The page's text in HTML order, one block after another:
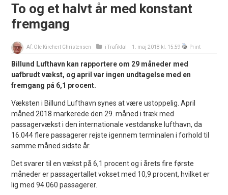
To og et halvt år med konstant
fremgang
Af: Ole Kirchert Christensen iTrafiktal 1. maj 2018 kl. 15:59 Print
Billund Lufthavn kan rapportere om 29 måneder med
uafbrudt vækst, og april var ingen undtagelse med en
fremgang på 6,1 procent.
Væksten i Billund Lufthavn synes at være ustoppelig. April
måned 2018 markerede den 29. måned i træk med
passagervækst i den internationale vestdanske lufthavn, da
16.044 flere passagerer rejste igennem terminalen i forhold til
samme måned sidste år.
Det svarer til en vækst på 6,1 procent og i årets fire første
måneder er passagertallet vokset med 10,9 procent, hvilket er
lig med 94.060 passagerer.